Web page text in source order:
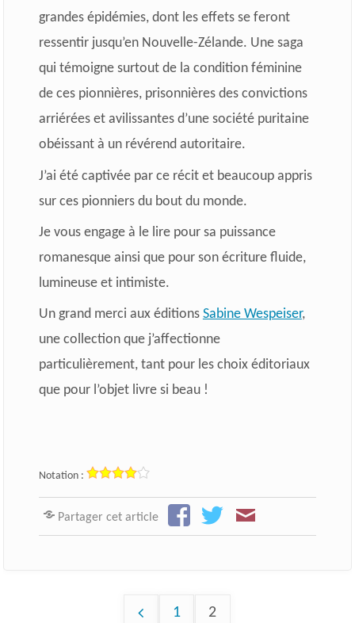
grandes épidémies, dont les effets se feront
ressentir jusqu’en Nouvelle-Zélande. Une saga
qui témoigne surtout de la condition féminine
de ces pionnières, prisonnières des convictions
arriérées et avilissantes d’une société puritaine
obéissant à un révérend autoritaire.
J’ai été captivée par ce récit et beaucoup appris
sur ces pionniers du bout du monde.
Je vous engage à le lire pour sa puissance
romanesque ainsi que pour son écriture fluide,
lumineuse et intimiste.
Un grand merci aux éditions Sabine Wespeiser,
une collection que j’affectionne
particulièrement, tant pour les choix éditoriaux
que pour l’objet livre si beau !
Notation :
Partager cet article
1 2